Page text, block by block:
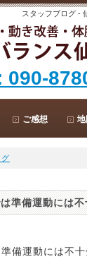
スタッフブログ -
090-
ご感想 地
は準備運動には
準備運動には不